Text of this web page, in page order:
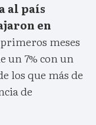
al país
en
meses
un 7% con un
los que más de
de